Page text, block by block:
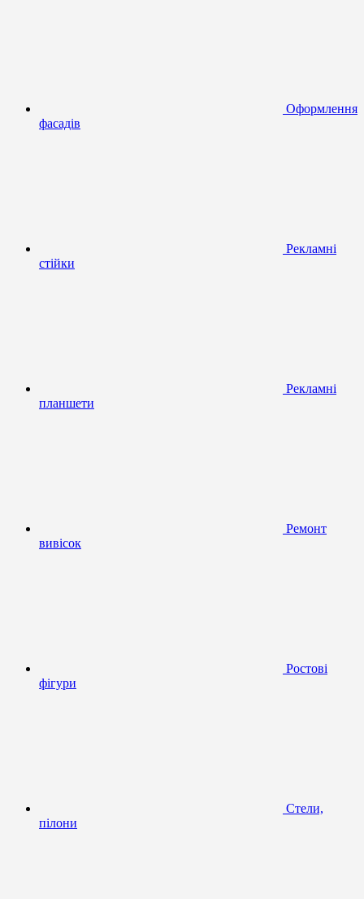
Оформлення
фасадів
Рекламні
стійки
Рекламні
планшети
Ремонт
вивісок
Ростові
фігури
Стели,
пілони